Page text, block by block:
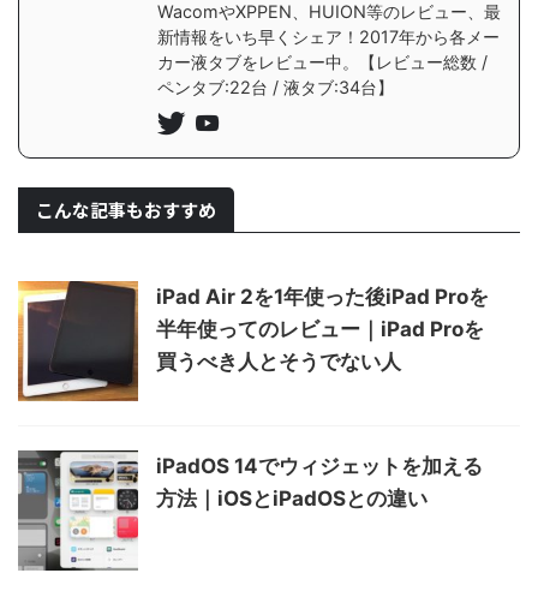
WacomやXPPEN、HUION等のレビュー、最
新情報をいち早くシェア！2017年から各メー
カー液タブをレビュー中。【レビュー総数 /
ペンタブ:22台 / 液タブ:34台】
こんな記事もおすすめ
iPad Air 2を1年使った後iPad Proを
半年使ってのレビュー｜iPad Proを
買うべき人とそうでない人
iPadOS 14でウィジェットを加える
方法｜iOSとiPadOSとの違い